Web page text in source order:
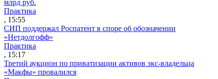
млрд руб.
Практика
, 15:55
СИП поддержал Роспатент в споре об обозначении
«Нетдолгофф»
Практика
, 15:17
Третий аукцион по приватизации активов экс-владельца
«Макфы» провалился